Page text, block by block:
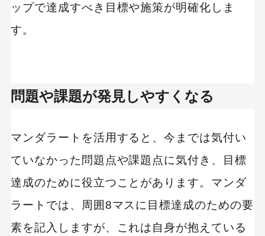
ップで達成すべき目標や施策が明確化しま
す。
問題や課題が発見しやすくなる
マンダラートを活用すると、今までは気付い
ていなかった問題点や課題点に気付き、目標
達成のために役立つことがあります。マンダ
ラートでは、周囲8マスに目標達成のための要
素を記入しますが、これは自身が抱えている